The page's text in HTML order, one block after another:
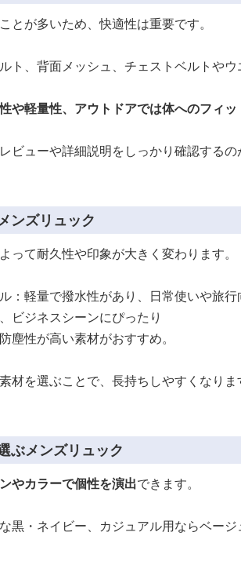
とが多いため、快適性は重要です。
ト、背面メッシュ、チェストベルトやウ
や軽量性、アウトドアでは体へのフィッ
ビューや詳細説明をしっかり確認するの
ンズリュック
って耐久性や印象が大きく変わります。
：軽量で撥水性があり、日常使いや旅行
ビジネスシーンにぴったり
塵性が高い素材がおすすめ。
材を選ぶことで、長持ちしやすくなりま
ぶメンズリュック
やカラーで個性を演出できます。
黒・ネイビー、カジュアル用ならベー